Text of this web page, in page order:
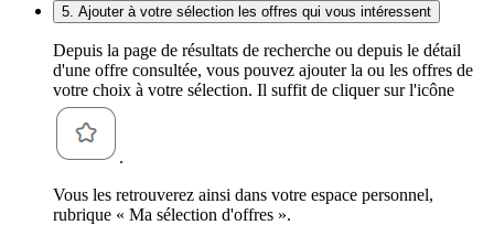
5. Ajouter à votre sélection les offres qui vous intéressent
Depuis la page de résultats de recherche ou depuis le détail
d'une offre consultée, vous pouvez ajouter la ou les offres de
votre choix à votre sélection. Il suffit de cliquer sur l'icône
.
Vous les retrouverez ainsi dans votre espace personnel,
rubrique « Ma sélection d'offres ».